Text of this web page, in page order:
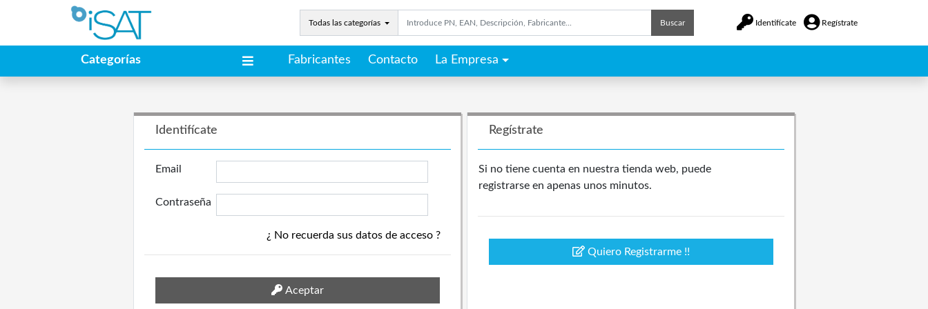
Todas las categorías Buscar Identifícate Regístrate
Categorías Fabricantes Contacto La Empresa
Identifícate
Email
Contraseña
¿ No recuerda sus datos de acceso ?
Aceptar
Regístrate
Si no tiene cuenta en nuestra tienda web, puede
registrarse en apenas unos minutos.
Quiero Registrarme !!